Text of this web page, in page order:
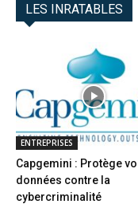
LES INRATABLES
ENTREPRISES
Capgemini : Protège
données contre la
cybercriminalité